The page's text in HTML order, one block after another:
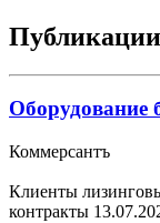
Оборудование
Коммерсантъ
Клиенты
контракты